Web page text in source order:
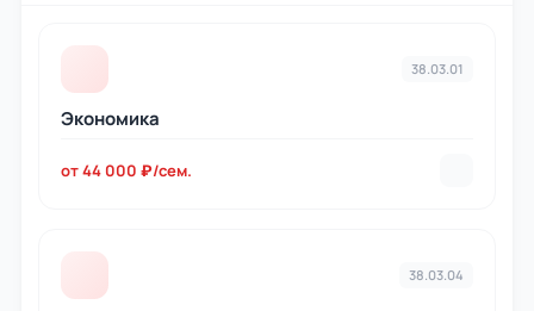
38.03.01
Экономика
от 44 000 ₽/сем.
38.03.04